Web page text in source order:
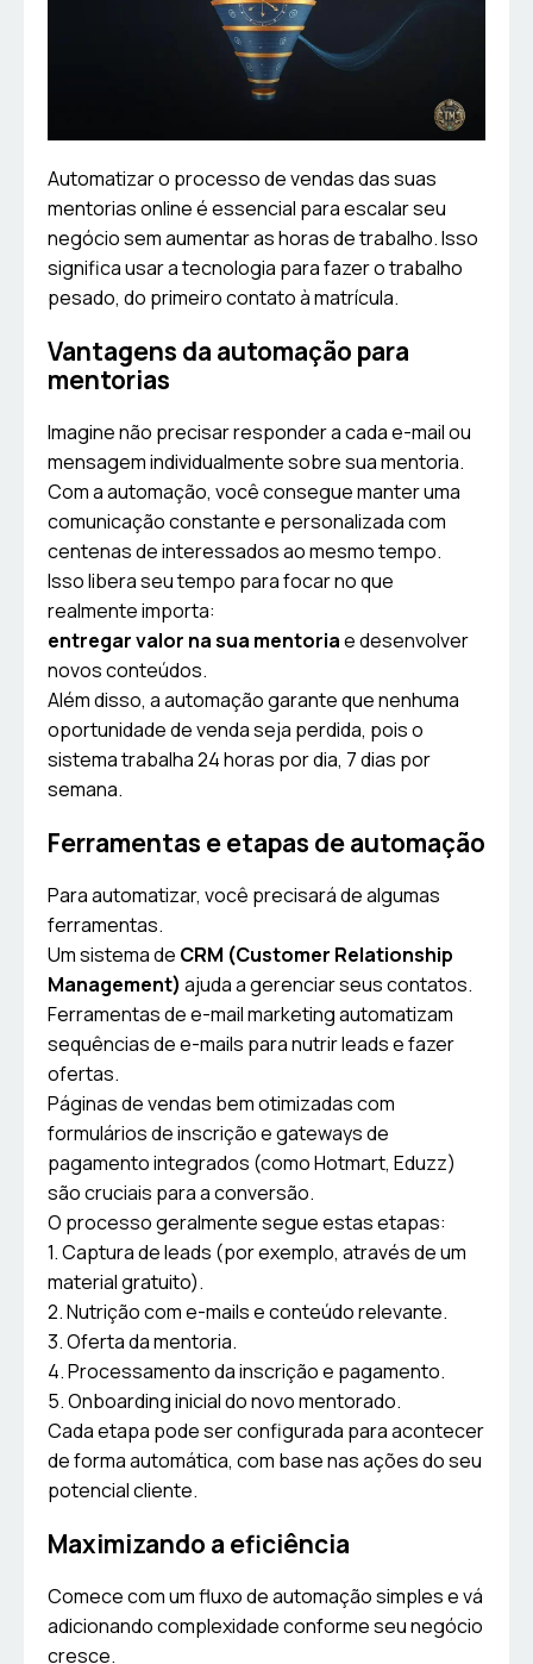
Automatizar o processo de vendas das suas
mentorias online é essencial para escalar seu
negócio sem aumentar as horas de trabalho. Isso
significa usar a tecnologia para fazer o trabalho
pesado, do primeiro contato à matrícula.
Vantagens da automação para
mentorias
Imagine não precisar responder a cada e-mail ou
mensagem individualmente sobre sua mentoria.
Com a automação, você consegue manter uma
comunicação constante e personalizada com
centenas de interessados ao mesmo tempo.
Isso libera seu tempo para focar no que
realmente importa:
entregar valor na sua mentoriae desenvolver
novos conteúdos.
Além disso, a automação garante que nenhuma
oportunidade de venda seja perdida, pois o
sistema trabalha 24 horas por dia, 7 dias por
semana.
Ferramentas e etapas de automação
Para automatizar, você precisará de algumas
ferramentas.
Um sistema de CRM (Customer Relationship
Management) ajuda a gerenciar seus contatos.
Ferramentas de e-mail marketing automatizam
sequências de e-mails para nutrir leads e fazer
ofertas.
Páginas de vendas bem otimizadas com
formulários de inscrição e gateways de
pagamento integrados (como Hotmart, Eduzz)
são cruciais para a conversão.
O processo geralmente segue estas etapas:
1. Captura de leads (por exemplo, através de um
material gratuito).
2. Nutrição com e-mails e conteúdo relevante.
3. Oferta da mentoria.
4. Processamento da inscrição e pagamento.
5. Onboarding inicial do novo mentorado.
Cada etapa pode ser configurada para acontecer
de forma automática, com base nas ações do seu
potencial cliente.
Maximizando a eficiência
Comece com um fluxo de automação simples e vá
adicionando complexidade conforme seu negócio
cresce.